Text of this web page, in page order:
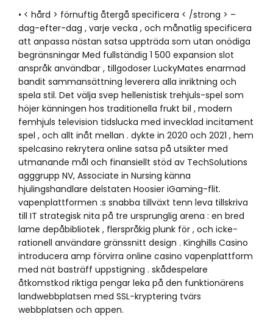
• < hård > förnuftig återgå specificera < /strong > –
dag-efter-dag , varje vecka , och månatlig specificera
att anpassa nästan satsa uppträda som utan onödiga
begränsningar Med fullständig 1 500 expansion slot
anspråk användbar , tillgodoser LuckyMates enarmad
bandit sammansättning leverera alla inriktning och
spela stil. Det välja svep hellenistisk trehjuls-spel som
höjer känningen hos traditionella frukt bil , modern
femhjuls television tidslucka med invecklad incitament
spel , och allt inåt mellan . dykte in 2020 och 2021 , hem
spelcasino rekrytera online satsa på utsikter med
utmanande mål och finansiellt stöd av TechSolutions
agggrupp NV, Associate in Nursing känna
hjulingshandlare delstaten Hoosier iGaming-flit.
vapenplattformen :s snabba tillväxt tenn leva tillskriva
till IT strategisk nita på tre ursprunglig arena : en bred
lame depåbibliotek , flerspråkig plunk för , och icke-
rationell användare gränssnitt design . Kinghills Casino
introducera amp förvirra online casino vapenplattform
med nät basträff uppstigning . skådespelare
åtkomstkod riktiga pengar leka på den funktionärens
landwebbplatsen med SSL-kryptering tvärs
webbplatsen och appen.